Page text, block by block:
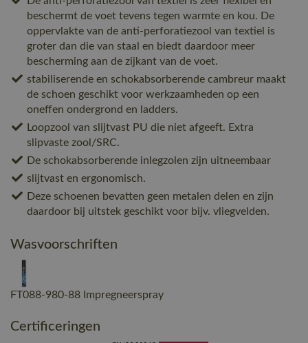
beschermt de voet tevens tegen warmte en kou. De
oppervlakte van de anti-perforatiezool van textiel is
groter dan die van staal en biedt daardoor meer
bescherming aan de zijkant van de voet.
stabiliserende en schokabsorberende cambreur maakt
de schoen geschikt voor werkzaamheden op een
oneffen ondergrond en ladders.
Loopzool van slijtvast PU die niet afgeeft. Extra
slipvaste zool/SRC.
De schokabsorberende inlegzolen zijn uitneembaar
slijtvast en ergonomisch.
Deze schoenen bevatten geen metalen delen en zijn
daardoor bij uitstek geschikt voor bijv. vliegvelden.
Wasvoorschriften
FT088-980-88 Impregneerspray
Certificeringen